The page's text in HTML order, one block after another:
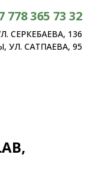
778 365 73 32
СЕРКЕБАЕВА, 136
УЛ. САТПАЕВА, 95